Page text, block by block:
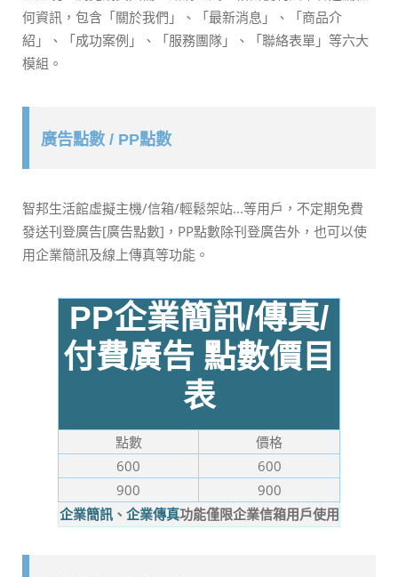
何資訊，包含「關於我們」、「最新消息」、「商品介
紹」、「成功案例」、「服務團隊」、「聯絡表單」等六大
模組。
廣告點數 / PP點數
智邦生活館虛擬主機/信箱/輕鬆架站...等用戶，不定期免費
發送刊登廣告[廣告點數]，PP點數除刊登廣告外，也可以使
用企業簡訊及線上傳真等功能。
PP企業簡訊/傳真/
付費廣告 點數價目
表
點數
價格
600
600
900
900
企業簡訊、 企業傳真功能僅限企業信箱用戶使用